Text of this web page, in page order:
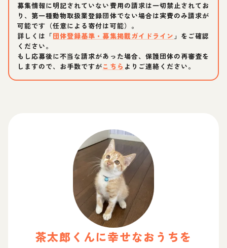
募集情報に明記されていない費用の請求は一切禁止されてお
り、第一種動物取扱業登録団体でない場合は実費のみ請求が
可能です（任意による寄付は可能）。
詳しくは「団体登録基準・募集掲載ガイドライン 」をご確認
ください。
もし応募後に不当な請求があった場合、保護団体の再審査を
しますので、お手数ですがこちら よりご連絡ください。
茶太郎 くんに幸せなおうちを